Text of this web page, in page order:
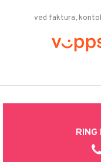
ved faktura,
RING